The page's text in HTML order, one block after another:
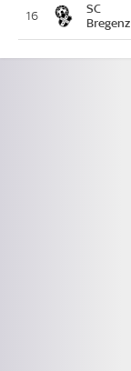
16
SC
Bregenz